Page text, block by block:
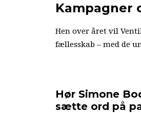
Kampagner
Hen over året vil
fællesskab – med de
Hør Simone
sætte ord på